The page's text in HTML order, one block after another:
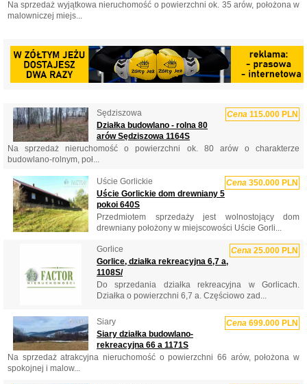
Na sprzedaż wyjątkowa nieruchomość o powierzchni ok. 35 arów, położona w
malowniczej miejs...
Sędziszowa Cena 115.000 PLN
Działka budowlano - rolna 80
arów Sędziszowa 1164S
Na sprzedaż nieruchomość o powierzchni ok. 80 arów o charakterze
budowlano-rolnym, poł...
Uście Gorlickie Cena 350.000 PLN
Uście Gorlickie dom drewniany 5
pokoi 640S
Przedmiotem sprzedaży jest wolnostojący dom
drewniany położony w miejscowości Uście Gorli...
Gorlice Cena 25.000 PLN
Gorlice, działka rekreacyjna 6,7 a,
1108S/
Do sprzedania działka rekreacyjna w Gorlicach.
Działka o powierzchni 6,7 a. Częściowo zad...
Siary Cena 699.000 PLN
Siary działka budowlano-
rekreacyjna 66 a 1171S
Na sprzedaż atrakcyjna nieruchomość o powierzchni 66 arów, położona w
spokojnej i malow...